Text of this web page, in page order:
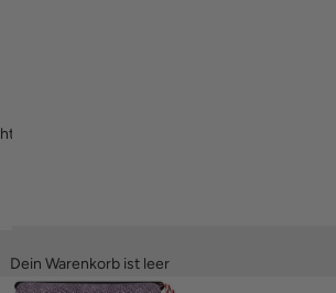
Dein Warenkorb ist leer